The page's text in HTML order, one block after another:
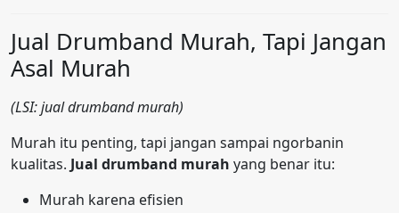
Jual Drumband Murah, Tapi Jangan
Asal Murah
(LSI: jual drumband murah)
Murah itu penting, tapi jangan sampai ngorbanin
kualitas. Jual drumband murah yang benar itu:
Murah karena efisien